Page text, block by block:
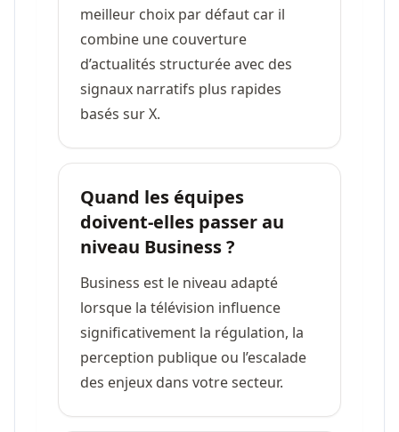
meilleur choix par défaut car il
combine une couverture
d’actualités structurée avec des
signaux narratifs plus rapides
basés sur X.
Quand les équipes
doivent-elles passer au
niveau Business ?
Business est le niveau adapté
lorsque la télévision influence
significativement la régulation, la
perception publique ou l’escalade
des enjeux dans votre secteur.